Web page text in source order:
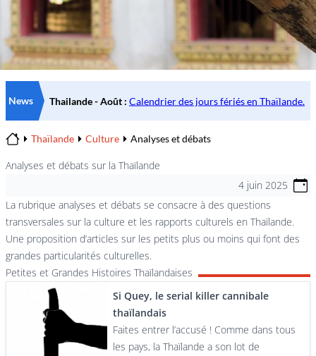
News
Thaïlande Culture Analyses et débats
Analyses et débats sur la Thaïlande
4 juin 2025
La rubrique analyses et débats se consacre à des questions
transversales sur la culture et les rapports culturels en Thaïlande.
Une proposition d’articles sur les petits plus ou moins qui font des
grandes particularités culturelles.
Petites et Grandes Histoires Thaïlandaises
Si Quey, le serial killer cannibale
thaïlandais
Faites entrer l’accusé ! Comme dans tous
les pays, la Thaïlande a son lot de